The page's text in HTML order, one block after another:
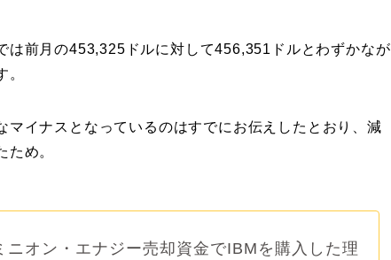
は前月の453,325ドルに対して456,351ドルとわずかなが
。
マイナスとなっているのはすでにお伝えしたとおり、減
ため。
ニオン・エナジー売却資金でIBMを購入した理